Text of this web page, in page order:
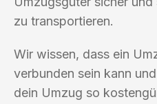
zu transportieren.
Wir wissen, dass ein
verbunden sein kann
dein Umzug so